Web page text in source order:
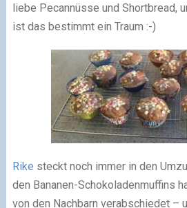
liebe Pecannüsse und Shortbread,
ist das bestimmt ein Traum :-)
Rike steckt noch immer in den
den Bananen-Schokoladenmuffins
von den Nachbarn verabschiedet –